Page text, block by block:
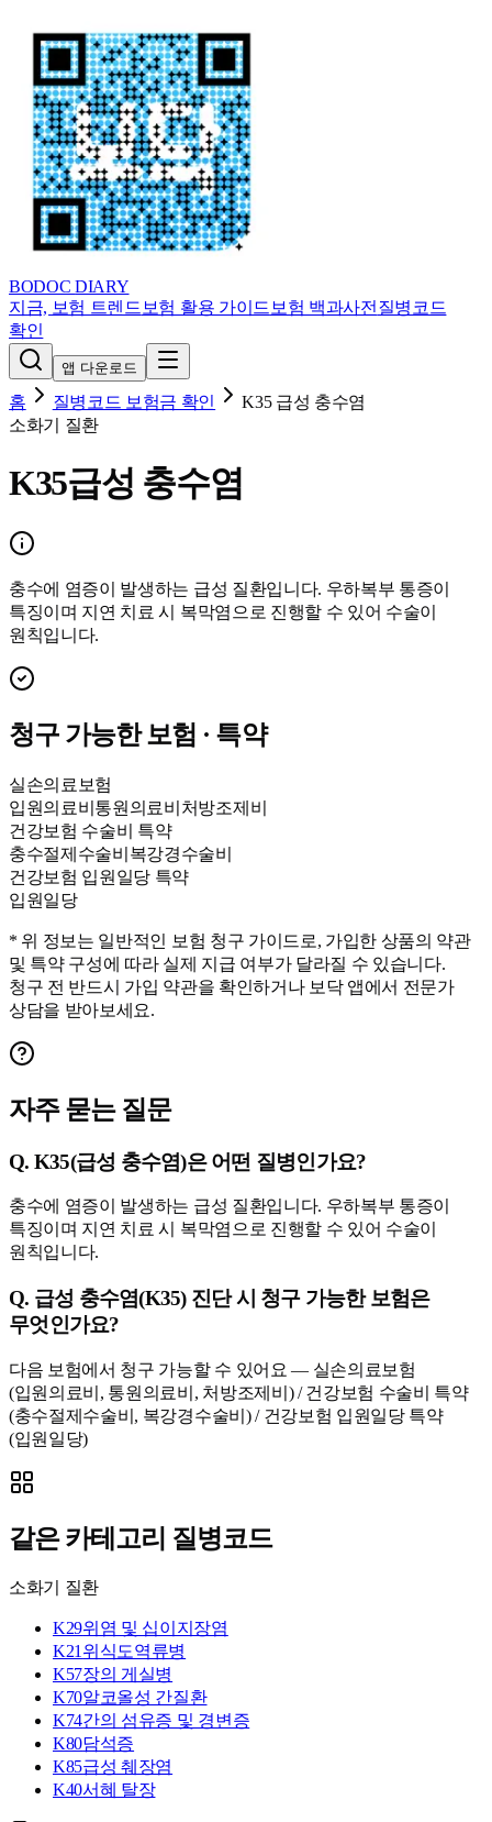
BODOCDIARY
지금, 보험 트렌드 보험 활용 가이드 보험 백과사전 질병코드
확인
앱 다운로드
홈 질병코드 보험금 확인 K35 급성 충수염
소화기 질환
K35급성 충수염
충수에 염증이 발생하는 급성 질환입니다. 우하복부 통증이
특징이며 지연 치료 시 복막염으로 진행할 수 있어 수술이
원칙입니다.
청구 가능한 보험 · 특약
실손의료보험
입원의료비 통원의료비 처방조제비
건강보험 수술비 특약
충수절제수술비 복강경수술비
건강보험 입원일당 특약
입원일당
* 위 정보는 일반적인 보험 청구 가이드로, 가입한 상품의 약관
및 특약 구성에 따라 실제 지급 여부가 달라질 수 있습니다.
청구 전 반드시 가입 약관을 확인하거나 보닥 앱에서 전문가
상담을 받아보세요.
자주 묻는 질문
Q. K35(급성 충수염)은 어떤 질병인가요?
충수에 염증이 발생하는 급성 질환입니다. 우하복부 통증이
특징이며 지연 치료 시 복막염으로 진행할 수 있어 수술이
원칙입니다.
Q. 급성 충수염(K35) 진단 시 청구 가능한 보험은
무엇인가요?
다음 보험에서 청구 가능할 수 있어요 — 실손의료보험
(입원의료비, 통원의료비, 처방조제비) / 건강보험 수술비 특약
(충수절제수술비, 복강경수술비) / 건강보험 입원일당 특약
(입원일당)
같은 카테고리 질병코드
소화기 질환
K29위염 및 십이지장염
K21위식도역류병
K57장의 게실병
K70알코올성 간질환
K74간의 섬유증 및 경변증
K80담석증
K85급성 췌장염
K40서혜 탈장